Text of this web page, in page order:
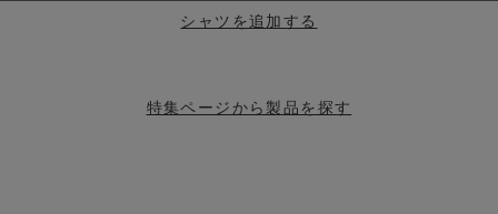
シャツを追加する
特集ページから製品を探す